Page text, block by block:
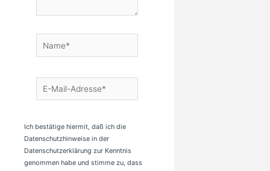
Name*
E-
Mail-
Ich bestätige hiermit, daß ich die
Datenschutzhinweise in der
Datenschutzerklärung zur Kenntnis
genommen habe und stimme zu, dass